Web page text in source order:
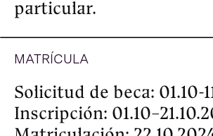
Rencontres d’ Arles (FR), FICUNAM
(MX), Bienal de Imagen en
Movimiento (ARG), Festival de Cine
de San Sebastián (ES), BIENALSUR
y FICValdivia (CL), entre otros. Su
primer largometraje, Una sombra
oscilante, se estrenó en
FIDMarseille (FR, 2024), recibiendo
la Mención Especial del Jurado.